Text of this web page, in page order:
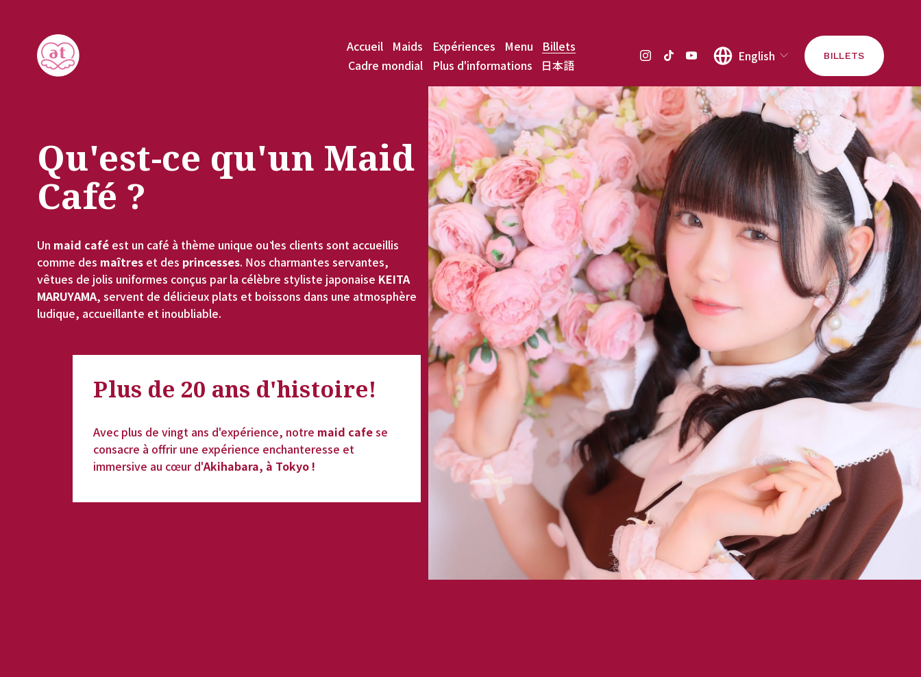
Accueil Maids Expériences Menu
Billets
Cadre mondial
Plus d'informations 日本語
English BILLETS
Qu'est-ce qu'un Maid
Café ?
Un maid café est un café à thème unique où les clients sont accueillis
comme des maîtres et des princesses. Nos charmantes servantes,
vêtues de jolis uniformes conçus par la célèbre styliste japonaise KEITA
MARUYAMA, servent de délicieux plats et boissons dans une atmosphère
ludique, accueillante et inoubliable.
Plus de 20 ans d'histoire!
Avec plus de vingt ans d'expérience, notre maid cafe se
consacre à offrir une expérience enchanteresse et
immersive au cœur d'Akihabara, à Tokyo !